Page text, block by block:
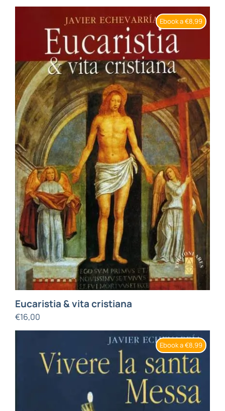
BIOGRAFIE
ATTUALITÀ
Ebook a €8,99
Eucaristia & vita cristiana
€16,00
Ebook a €8,99